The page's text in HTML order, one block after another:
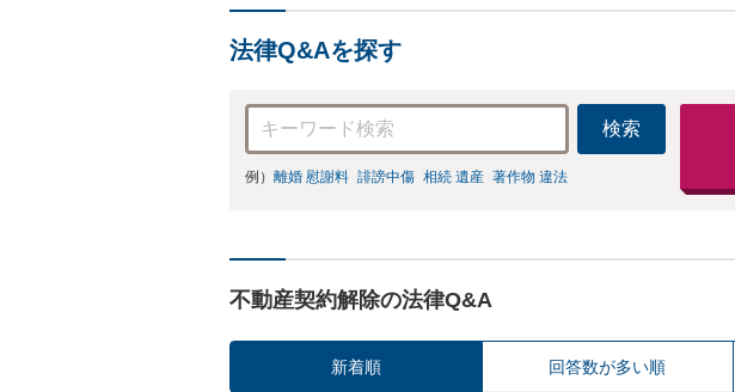
法律Q&Aを探す
検索
例） 離婚 慰謝料 誹謗中傷 相続 遺産 著作物 違法
不動産契約解除の法律Q&A
新着順 回答数が多い順